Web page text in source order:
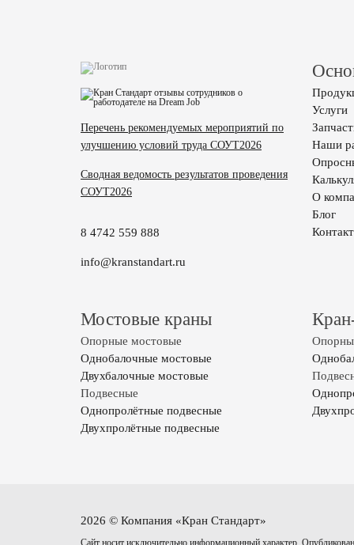
Перечень рекомендуемых мероприятий по
улучшению условий труда СОУТ2026
Сводная ведомость результатов проведения
СОУТ2026
8 4742 559 888
info@kranstandart.ru
Услуги
Наши
О
Блог
Мостовые краны
Опорные мостовые
Однобалочные мостовые
Двухбалочные мостовые
Подвесные
Однопролётные подвесные
Двухпролётные подвесные
2026 © Компания «Кран Стандарт»
Сайт носит исключительно информационный характер.